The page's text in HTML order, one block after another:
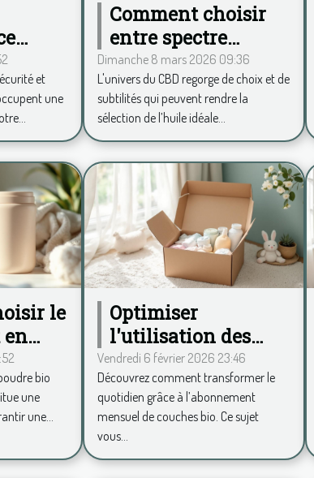
le et
une
Comment choisir
entre spectre
complet et large
pour votre huile de
CBD ?
Dimanche 8 mars 2026 09:36
L'univers du CBD regorge de choix et de
subtilités qui peuvent rendre la
sélection de l’huile idéale...
le
bio
une
une...
Optimiser
l'utilisation des
couches bio via un
abonnement
mensuel
Vendredi 6 février 2026 23:46
Découvrez comment transformer le
quotidien grâce à l’abonnement
mensuel de couches bio. Ce sujet
vous...